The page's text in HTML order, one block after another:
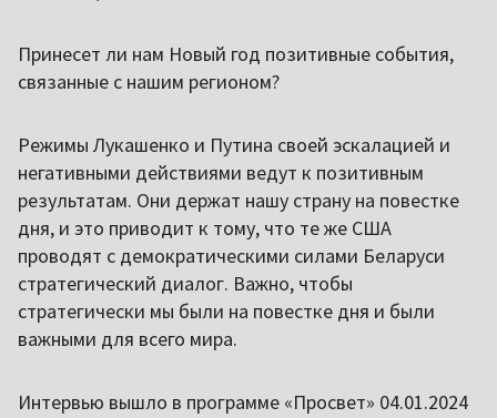
Принесет ли нам Новый год позитивные события,
связанные с нашим регионом?
Режимы Лукашенко и Путина своей эскалацией и
негативными действиями ведут к позитивным
результатам. Они держат нашу страну на повестке
дня, и это приводит к тому, что те же США
проводят с демократическими силами Беларуси
стратегический диалог. Важно, чтобы
стратегически мы были на повестке дня и были
важными для всего мира.
Интервью вышло в программе «Просвет» 04.01.2024